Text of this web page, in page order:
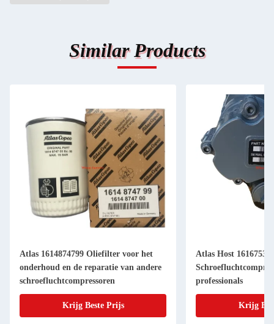
Similar Products
Atlas 1614874799 Oliefilter voor het
onderhoud en de reparatie van andere
schroefluchtcompressoren
Krijg Beste Prijs
Atlas Host
professionals
Krijg